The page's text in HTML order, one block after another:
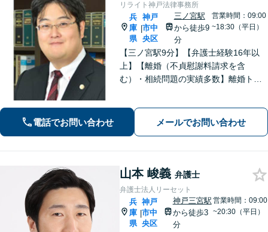
リライト神戸法律事務所
兵
庫
県
|
神戸
市中
央区
三ノ宮駅
から徒歩9
分
営業時間：09:00
~18:30（平日）
【三ノ宮駅9分】【弁護士経験16年以
上】【離婚（不貞慰謝料請求を含
む）・相続問題の実績多数】離婚トラ
く、依頼者が有利な条件で解決できる
対処法をご提案します。【初回相談無
電話でお問い合わせ メールでお問い合わせ
山本 峻義 弁護士
弁護士法人リーセット
兵
庫
県
|
神戸
市中
央区
神戸三宮駅
から徒歩3
分
営業時間：09:00
~20:30（平日）